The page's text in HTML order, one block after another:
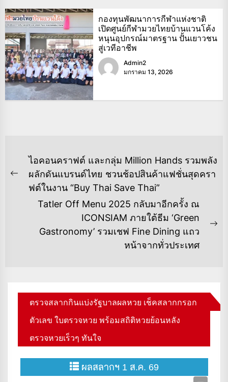
กองทุนพัฒนาการกีฬาแห่งชาติ
เปิดศูนย์กีฬามวยไทยบ้านแวนโค้ง
หนุนอุปกรณ์มาตรฐาน ปั้นเยาวชน
สู่เวทีอาชีพ
Admin2
มกราคม 13, 2026
แนะแนว
เรื่อง
Previous
post:
ไอคอนคราฟต์ และกลุ่ม Million Hands รวมพลัง
ผลักดันแบรนด์ไทย ชวนช้อปสินค้าแฟชั่นสุดครา
ฟต์ในงาน “Buy Thai Save Thai”
Tatler Off Menu 2025 กลับมาอีกครั้ง ณ
ICONSIAM ภายใต้ธีม ‘Green
Gastronomy’ รวมเชฟ Fine Dining แถว
หน้าจากทั่วประเทศ
ตรวจสลากกินแบ่งรัฐบาลผลหวย เช็คสลากกรอก
ตัวเลข ใบตรวจหวย พร้อมสถิติหวยย้อนหลัง
ตรวจหวยเร็วๆ ทันใจ